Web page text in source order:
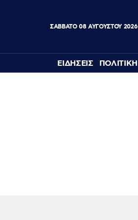
ΣΑΒΒΑΤΟ 08 ΑΥΓΟΥΣΤΟΥ 2026
ΕΙΔΗΣΕΙΣ ΠΟΛΙΤΙΚΗ